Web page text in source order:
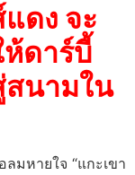
ดง จะ
ห้ดาร์บี้
สนามใน
มหายใจ “แกะเขา